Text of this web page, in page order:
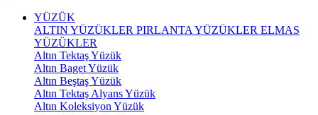
YÜZÜK
ALTIN YÜZÜKLER PIRLANTA YÜZÜKLER ELMAS
YÜZÜKLER
Altın Tektaş Yüzük
Altın Baget Yüzük
Altın Beştaş Yüzük
Altın Tektaş Alyans Yüzük
Altın Koleksiyon Yüzük